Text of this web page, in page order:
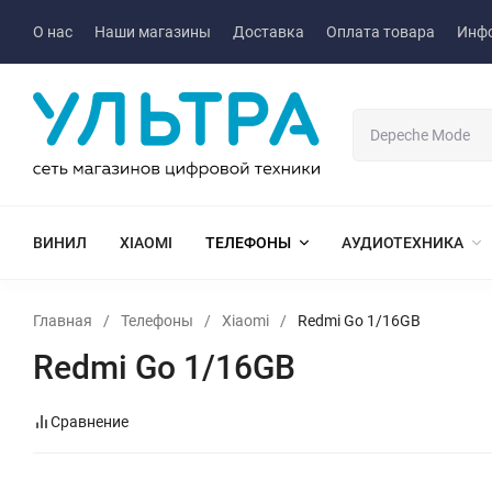
О нас Наши магазины Доставка Оплата товара
ВИНИЛ XIAOMI ТЕЛЕФОНЫ АУДИОТЕХНИКА
Главная / Телефоны / Xiaomi / Redmi Go 1/16GB
Redmi Go 1/16GB
Сравнение